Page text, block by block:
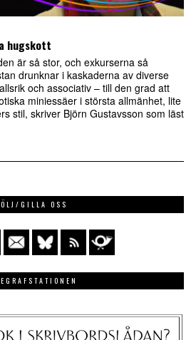
hugskott
är så stor, och exkurserna så
drunknar i kaskaderna av diverse
och associativ – till den grad att
miniessäer i största allmänhet, lite
stil, skriver Björn Gustavsson som läst
GILLA OSS